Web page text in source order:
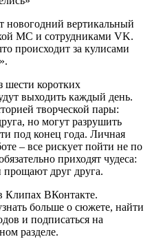
новогодний вертикальный
МС и сотрудниками VK.
происходит за кулисами
шести коротких
выходить каждый день.
творческой пары:
но могут разрушить
под конец года. Личная
– все рискует пойти не по
приходят чудеса:
друг друга.
Клипах ВКонтакте.
больше о сюжете, найти
и подписаться на
разделе.